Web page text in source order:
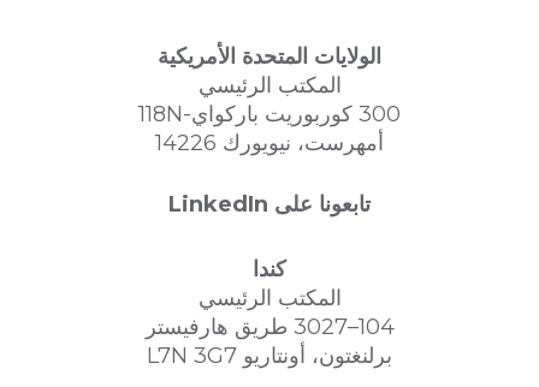
الولايات المتحدة الأمريكية
المكتب الرئيسي
300 كوربوريت باركواي-118N
أمهرست، نيويورك 14226
تابعونا على LinkedIn
كندا
المكتب الرئيسي
104–3027 طريق هارفيستر
برلنغتون، أونتاريو L7N 3G7